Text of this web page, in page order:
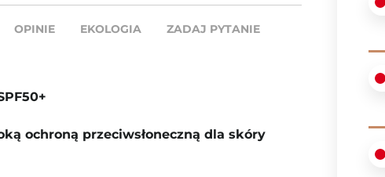
OPINIE EKOLOGIA ZADAJ PYTANIE
ochroną przeciwsłoneczną dla skóry